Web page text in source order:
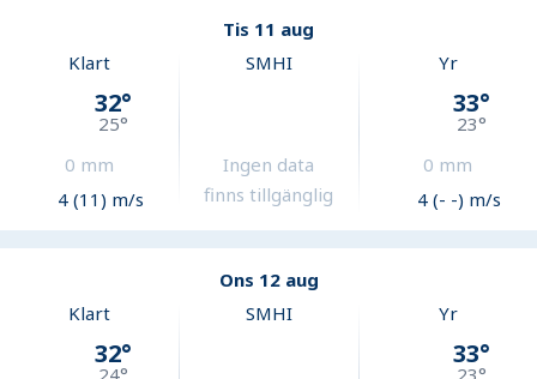
Tis 11 aug
Klart
32°
25°
0 mm
4 (11) m/s
SMHI
Ingen data
finns tillgänglig
Yr
33°
23°
0 mm
4 (- -) m/s
Ons 12 aug
Klart
32°
24°
SMHI Yr
33°
23°